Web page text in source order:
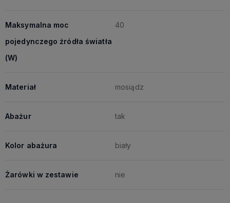
Maksymalna moc
pojedynczego źródła światła
(W)
40
Materiał mosiądz
Abażur tak
Kolor abażura biały
Żarówki w zestawie nie